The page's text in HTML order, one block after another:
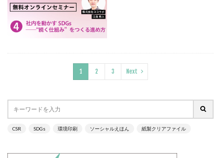
1 2 3 Next
CSR SDGs 環境印刷 ソーシャルえほん 紙製クリアファイル
エコ
エシカル エチュベ
エリザベス女王
エンパワーメントかながわ
オウンドメディア
おおぐち工房
オリーブグリーン
オレンジプロジェクト
オンライン展示会
お構いなしの色
お正月 お盆休み
お祝い